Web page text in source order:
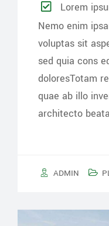
Lorem
Nemo enim
voluptas sit
sed quia cons
doloresTotam
quae ab illo
architecto
ADMIN